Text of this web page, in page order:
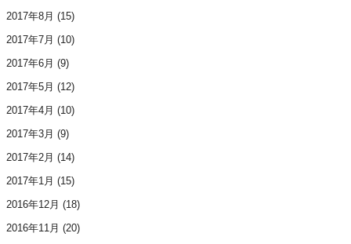
2017年8月 (15)
2017年7月 (10)
2017年6月 (9)
2017年5月 (12)
2017年4月 (10)
2017年3月 (9)
2017年2月 (14)
2017年1月 (15)
2016年12月 (18)
2016年11月 (20)